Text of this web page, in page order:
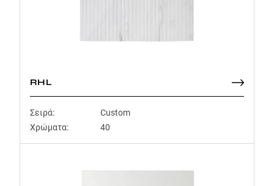
RHL
Σειρά:
Custom
Χρώματα:
40